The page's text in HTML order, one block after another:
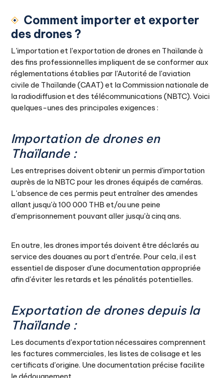
Comment importer et exporter
des drones ?
L'importation et l'exportation de drones en Thaïlande à
des fins professionnelles impliquent de se conformer aux
réglementations établies par l'Autorité de l'aviation
civile de Thaïlande (CAAT) et la Commission nationale de
la radiodiffusion et des télécommunications (NBTC). Voici
quelques-unes des principales exigences :
Importation de drones en
Thaïlande :
Les entreprises doivent obtenir un permis d'importation
auprès de la NBTC pour les drones équipés de caméras.
L'absence de ces permis peut entraîner des amendes
allant jusqu'à 100 000 THB et/ou une peine
d'emprisonnement pouvant aller jusqu'à cinq ans.
En outre, les drones importés doivent être déclarés au
service des douanes au port d'entrée. Pour cela, il est
essentiel de disposer d'une documentation appropriée
afin d'éviter les retards et les pénalités potentielles.
Exportation de drones depuis la
Thaïlande :
Les documents d'exportation nécessaires comprennent
les factures commerciales, les listes de colisage et les
certificats d'origine. Une documentation précise facilite